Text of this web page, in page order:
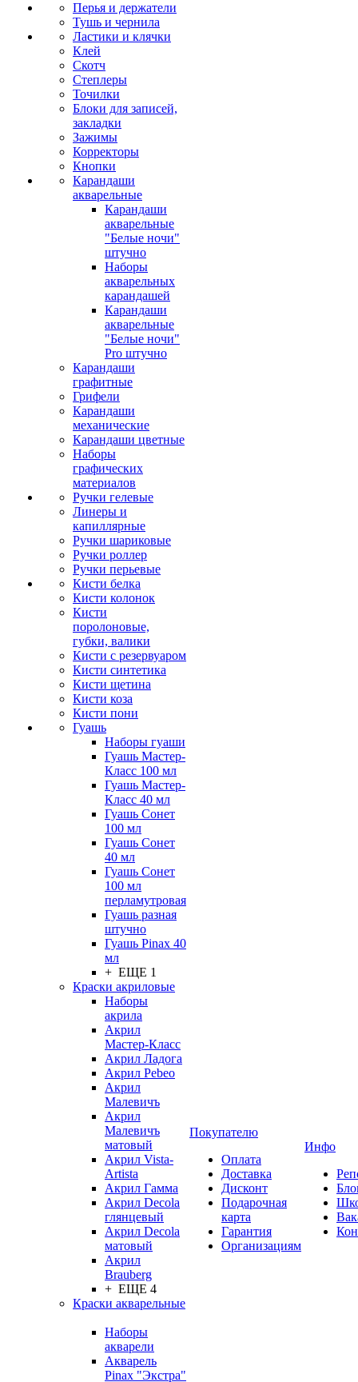
Перья и держатели
Тушь и чернила
Ластики и клячки
Клей
Скотч
Степлеры
Точилки
Блоки для записей,
закладки
Зажимы
Корректоры
Кнопки
Карандаши
акварельные
Карандаши
акварельные
"Белые ночи"
штучно
Наборы
акварельных
карандашей
Карандаши
акварельные
"Белые ночи"
Pro штучно
Карандаши
графитные
Грифели
Карандаши
механические
Карандаши цветные
Наборы
графических
материалов
Ручки гелевые
Линеры и
капиллярные
Ручки шариковые
Ручки роллер
Ручки перьевые
Кисти белка
Кисти колонок
Кисти
поролоновые,
губки, валики
Кисти с резервуаром
Кисти синтетика
Кисти щетина
Кисти коза
Кисти пони
Гуашь
Наборы гуаши
Гуашь Мастер-
Класс 100 мл
Гуашь Мастер-
Класс 40 мл
Гуашь Сонет
100 мл
Гуашь Сонет
40 мл
Гуашь Сонет
100 мл
перламутровая
Гуашь разная
штучно
Гуашь Pinax 40
мл
+ ЕЩЕ 1
Краски акриловые
Наборы
акрила
Акрил
Мастер-Класс
Акрил Ладога
Акрил Pebeo
Акрил
Малевичъ
Акрил
Малевичъ
матовый
Акрил Vista-
Artista
Акрил Гамма
Акрил Decola
глянцевый
Акрил Decola
матовый
Акрил
Brauberg
+ ЕЩЕ 4
Краски акварельные
Наборы
акварели
Акварель
Pinax "Экстра"
Покупателю
Оплата
Доставка
Дисконт
Подарочная
карта
Гарантия
Организациям
Инфо